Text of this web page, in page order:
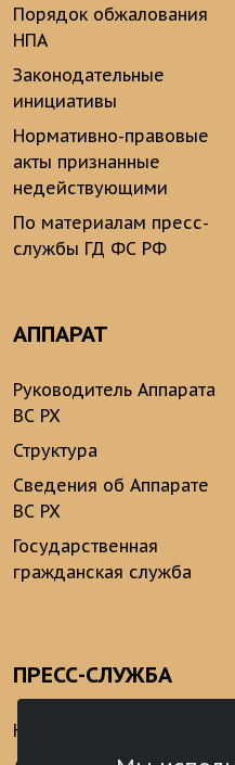
Порядок обжалования
НПА
Законодательные
инициативы
Нормативно-правовые
акты признанные
недействующими
По материалам пресс-
службы ГД ФС РФ
АППАРАТ
Руководитель Аппарата
ВС РХ
Структура
Сведения об Аппарате
ВС РХ
Государственная
гражданская служба
ПРЕСС-СЛУЖБА
Новости